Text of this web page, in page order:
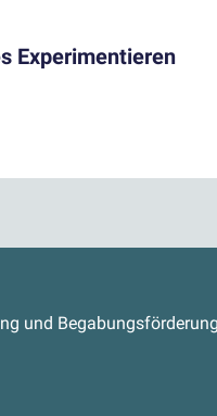
Experimentieren
Links
und